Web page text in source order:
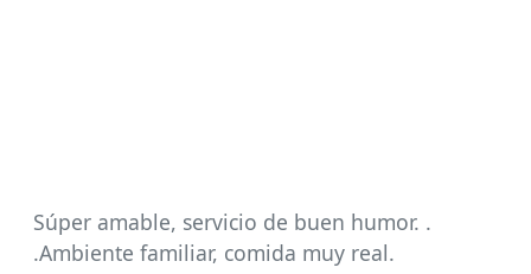
Súper amable, servicio de buen humor. .
.Ambiente familiar, comida muy real.